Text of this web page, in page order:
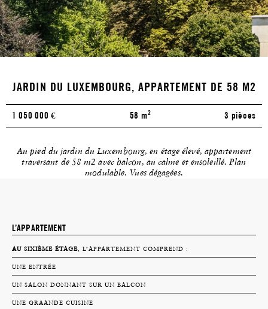
JARDIN DU LUXEMBOURG, APPARTEMENT DE 58 M2
1 050 000 € 58 m2 3 pièces
Au pied du jardin du Luxembourg, en étage élevé, appartement
traversant de 58 m2 avec balcon, au calme et ensoleillé. Plan
modulable. Vues dégagées.
L’APPARTEMENT
AU SIXIÈME ÉTAGE, L’APPARTEMENT COMPREND :
UNE ENTRÉE
UN SALON DONNANT SUR UN BALCON
UNE GRAANDE CUISINE